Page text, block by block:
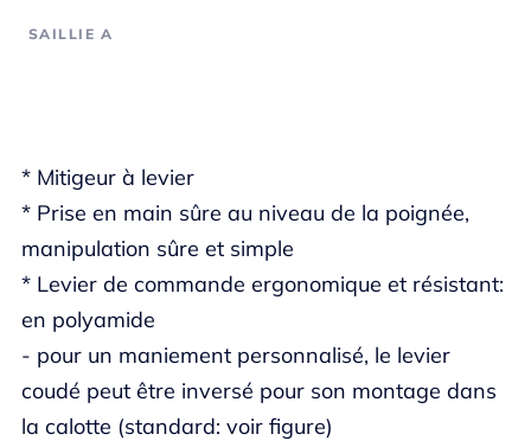
* Mitigeur à levier
* Prise en main sûre au niveau de la poignée,
manipulation sûre et simple
* Levier de commande ergonomique et résistant:
en polyamide
- pour un maniement personnalisé, le levier
coudé peut être inversé pour son montage dans
la calotte (standard: voir figure)
SAILLIE A